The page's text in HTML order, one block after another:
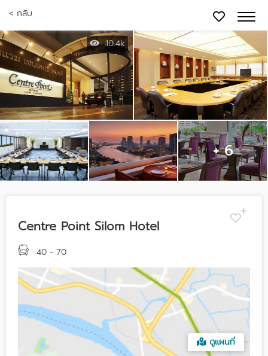
< กลับ
10.4k
+ 6
Centre Point Silom Hotel
40 - 70
ดูแผนที่